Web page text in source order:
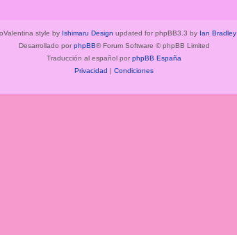
style by Ishimaru Design updated for phpBB3.3 by Ian Bradley
Desarrollado por phpBB® Forum Software © phpBB Limited
Traducción al español por phpBB España
Privacidad | Condiciones